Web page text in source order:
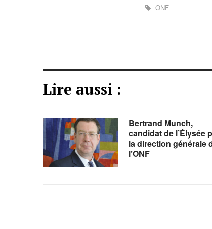
ONF
Lire aussi :
Bertrand Munch,
candidat de l’Élysée
la direction générale
l’ONF